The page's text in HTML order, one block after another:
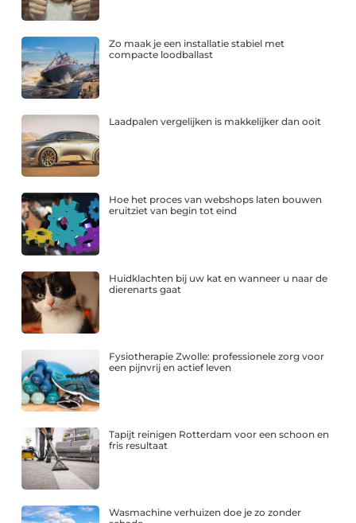
Zo maak je een installatie stabiel met
compacte loodballast
Laadpalen vergelijken is makkelijker dan ooit
Hoe het proces van webshops laten bouwen
eruitziet van begin tot eind
Huidklachten bij uw kat en wanneer u naar de
dierenarts gaat
Fysiotherapie Zwolle: professionele zorg voor
een pijnvrij en actief leven
Tapijt reinigen Rotterdam voor een schoon en
fris resultaat
Wasmachine verhuizen doe je zo zonder